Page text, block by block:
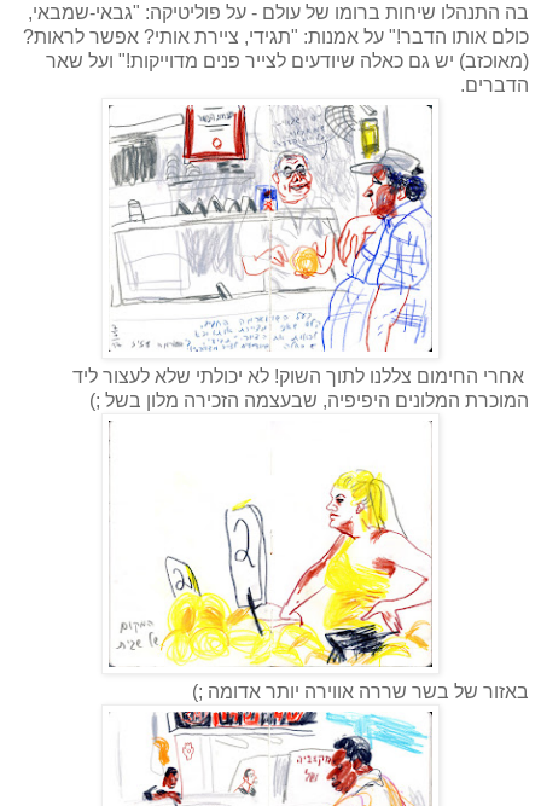
בה התנהלו שיחות ברומו של עולם - על פוליטיקה: "גבאי-שמבאי,
כולם אותו הדבר!" על אמנות: "תגידי, ציירת אותי? אפשר לראות?
(מאוכזב) יש גם כאלה שיודעים לצייר פנים מדוייקות!" ועל שאר
הדברים.
אחרי החימום צללנו לתוך השוק! לא יכולתי שלא לעצור ליד
המוכרת המלונים היפיפיה, שבעצמה הזכירה מלון בשל ;)
באזור של בשר שררה אווירה יותר אדומה ;)